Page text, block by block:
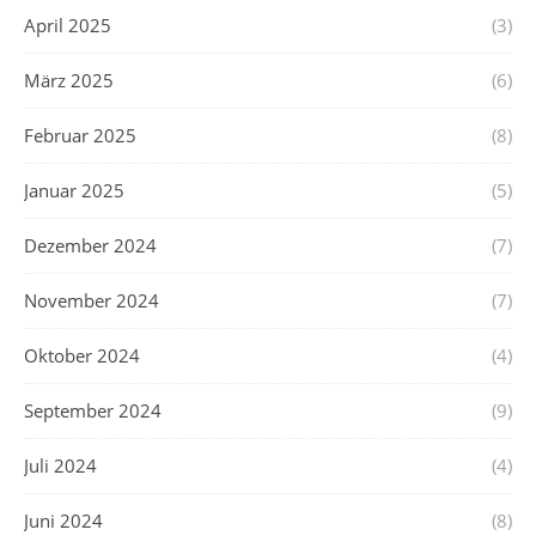
April 2025 (3)
März 2025 (6)
Februar 2025 (8)
Januar 2025 (5)
Dezember 2024 (7)
November 2024 (7)
Oktober 2024 (4)
September 2024 (9)
Juli 2024 (4)
Juni 2024 (8)